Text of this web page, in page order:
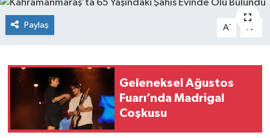
Paylaş A- A
Geleneksel Ağustos
Fuarı’nda Madrigal
Coşkusu
Tarih - Kültür - Sanat - Turizm
Yaşam